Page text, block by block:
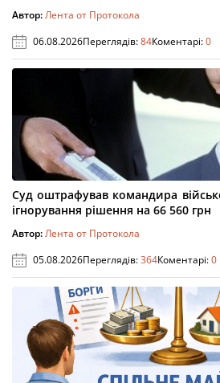
Автор:Лента от Протокола
06.08.2026Переглядів:84Коментарі:0
Суд оштрафував командира
ігнорування рішення на 66 560 грн
Автор:Лента от Протокола
05.08.2026Переглядів:364Коментарі:0